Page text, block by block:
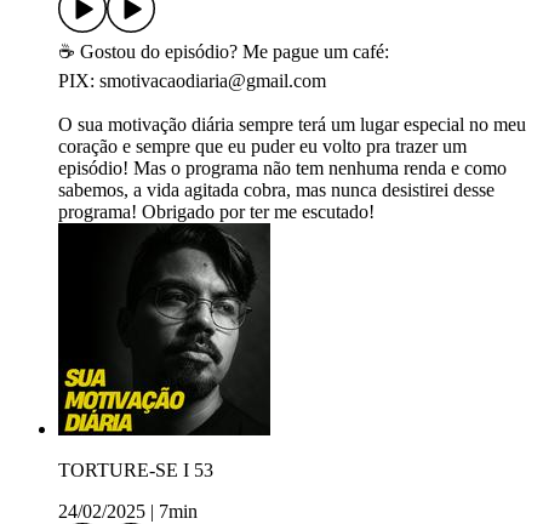
☕ Gostou do episódio? Me pague um café:
PIX: smotivacaodiaria@gmail.com
O sua motivação diária sempre terá um lugar especial no meu
coração e sempre que eu puder eu volto pra trazer um
episódio! Mas o programa não tem nenhuma renda e como
sabemos, a vida agitada cobra, mas nunca desistirei desse
programa! Obrigado por ter me escutado!
TORTURE-SE I 53
24/02/2025
7min